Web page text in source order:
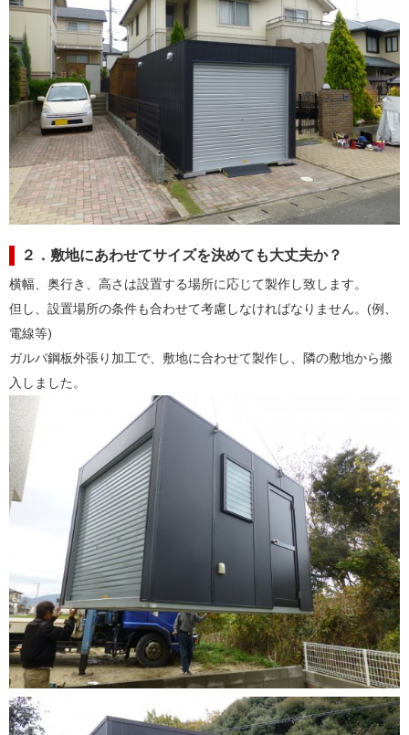
２．敷地にあわせてサイズを決めても大丈夫か？
横幅、奥行き、高さは設置する場所に応じて製作し致します。
但し、設置場所の条件も合わせて考慮しなければなりません。(例、
電線等)
ガルバ鋼板外張り加工で、敷地に合わせて製作し、隣の敷地から搬
入しました。